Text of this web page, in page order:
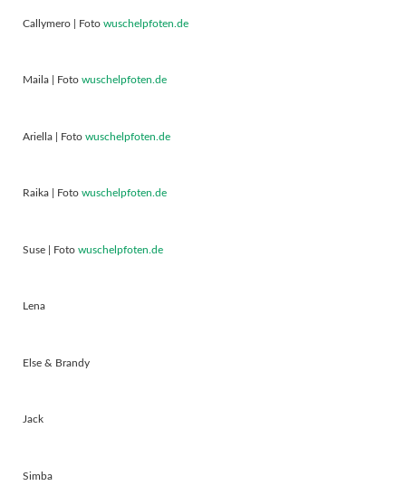
Callymero | Foto wuschelpfoten.de
Maila | Foto wuschelpfoten.de
Ariella | Foto wuschelpfoten.de
Raika | Foto wuschelpfoten.de
Suse | Foto wuschelpfoten.de
Lena
Else & Brandy
Jack
Simba